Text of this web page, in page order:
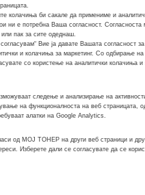
колачиња би сакале да примениме и
ни е потребна Ваша согласност. Согласноста
пак за сите одеднаш.
Вие ја давате Вашата согласност
и колачиња за маркетинг. Со одбирање на
со користење на аналитички колачиња
следење и анализирање на
на функционалноста на веб страницата,
алатки на Google Analytics.
од МОЈ ТОНЕР на други веб страници и
Изберете дали се согласувате да се
COPYRIGHT APOLLO 2026